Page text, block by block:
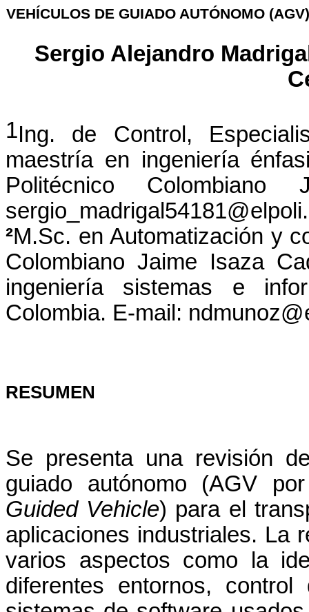
VEHÍCULOS DE GUIADO AUTÓNOMO
Sergio Alejandro
1Ing. de Control,
maestría en ingeniería
Politécnico
²M.Sc. en Automatización y
Colombiano Jaime Isaza
ingeniería sistemas e
Colombia. E-mail:
RESUMEN
Se presenta una revisión
guiado autónomo (AGV
Guided Vehicle) para el
aplicaciones industriales. La
varios aspectos como la
diferentes entornos,